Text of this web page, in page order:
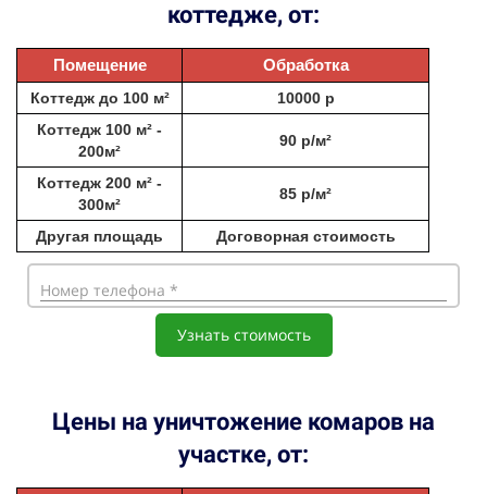
коттедже, от:
Помещение Обработка
Коттедж до 100 м²
10000 р
Коттедж 100 м² -
200м²
90 р/м²
Коттедж 200 м² -
300м²
85 р/м²
Другая площадь Договорная стоимость
Номер телефона *
Узнать стоимость
Цены на уничтожение комаров на
участке, от: